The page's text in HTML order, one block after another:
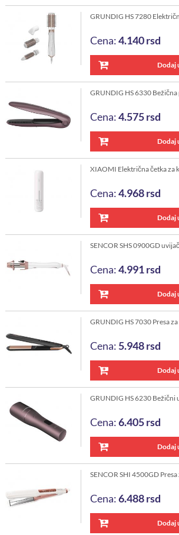
GRUNDIG HS 7280
Cena:4.140rsd
Dodaj
GRUNDIG HS 6330 Bežična
Cena:4.575rsd
Dodaj
XIAOMI Električna četka za
Cena:4.968rsd
Dodaj
SENCOR SHS 0900GD
Cena:4.991rsd
Dodaj
GRUNDIG HS 7030 Presa za
Cena: 5.948rsd
Dodaj
GRUNDIG HS 6230 Bežični
Cena:6.405rsd
Dodaj
SENCOR SHI 4500GD Presa
Cena:6.488rsd
Dodaj